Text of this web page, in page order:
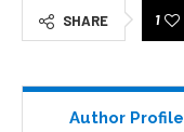
SHARE 1
Author Profile